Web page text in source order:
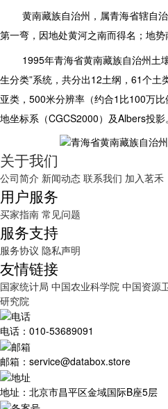
黄南藏族自治州，属青海省辖自
第一弯，因地处黄河之南而得名；地势
1995年青海省黄南藏族自治州土
生分类”系统，共分出12土纲，61个土
亚类，500米分辨率（约合1比100万
地坐标系（CGCS2000）及Albers投影。
关于我们
公司简介 新闻动态 联系我们 加入茗禾
用户服务
买家指南 常见问题
服务支持
服务协议 隐私声明
友情链接
国家统计局 中国农业科学院 中国资源
研究院
电话：010-53689091
邮箱：service@databox.store
地址：北京市昌平区金域国际B座5层